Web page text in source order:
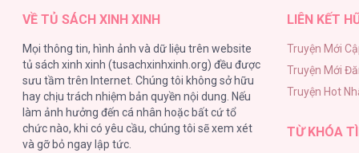
Tuyển Tập Manhwa Ngắn Nhà Mèo Méo
VỀ TỦ SÁCH XINH XINH
Mọi thông tin, hình ảnh và dữ liệu trên website
tủ sách xinh xinh (tusachxinhxinh.org) đều được
sưu tầm trên Internet. Chúng tôi không sở hữu
hay chịu trách nhiệm bản quyền nội dung. Nếu
làm ảnh hưởng đến cá nhân hoặc bất cứ tổ
chức nào, khi có yêu cầu, chúng tôi sẽ xem xét
và gỡ bỏ ngay lập tức.
LIÊN KẾT
Truyện Mới
Truyện Mới
Truyện Hot
TỪ KHÓA